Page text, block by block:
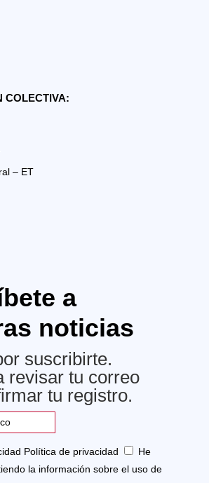
COLECTIVA:
– ET
a
noticias
suscribirte.
revisar tu correo
tu registro.
Política de privacidad
He
la información sobre el uso de